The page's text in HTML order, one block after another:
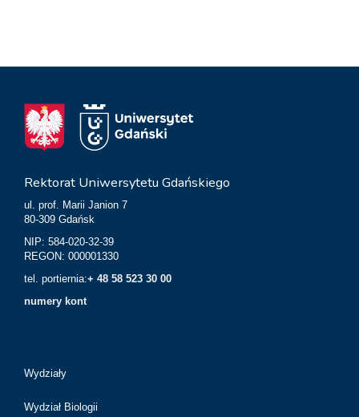
Rektorat Uniwersytetu Gdańskiego
ul. prof. Marii Janion 7
80-309 Gdańsk
NIP: 584-020-32-39
REGON: 000001330
tel. portiernia:+ 48 58 523 30 00
numery kont
Wydziały
Wydział Biologii